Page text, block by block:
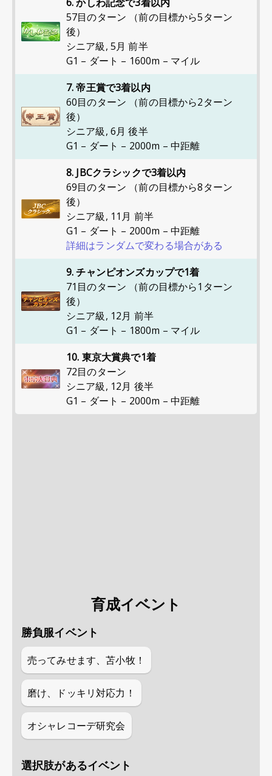
57目のターン （前の目標から5ターン
後）
シニア級, 5月 前半
G1 – ダート – 1600m – マイル
7. 帝王賞で3着以内
60目のターン （前の目標から2ターン
後）
シニア級, 6月 後半
G1 – ダート – 2000m – 中距離
8. JBCクラシックで3着以内
69目のターン （前の目標から8ターン
後）
シニア級, 11月 前半
G1 – ダート – 2000m – 中距離
詳細はランダムで変わる場合がある
9. チャンピオンズカップで1着
71目のターン （前の目標から1ターン
後）
シニア級, 12月 前半
G1 – ダート – 1800m – マイル
10. 東京大賞典で1着
72目のターン
シニア級, 12月 後半
G1 – ダート – 2000m – 中距離
育成イベント
勝負服イベント
売ってみせます、苫小牧！
磨け、ドッキリ対応力！
オシャレコーデ研究会
選択肢があるイベント